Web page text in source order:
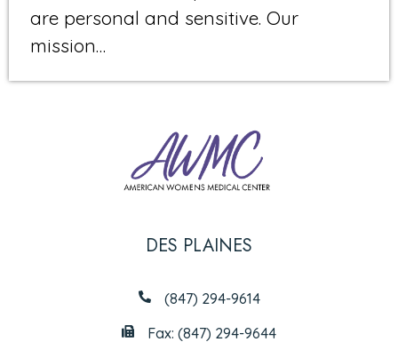
are personal and sensitive. Our
mission…
DES PLAINES
(847) 294-9614
Fax: (847) 294-9644